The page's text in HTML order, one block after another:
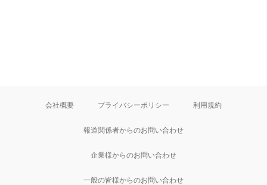
会社概要 プライバシーポリシー 利用規約
報道関係者からのお問い合わせ
企業様からのお問い合わせ
一般の皆様からのお問い合わせ